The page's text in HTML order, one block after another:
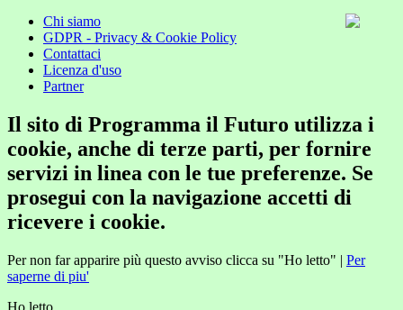
Chi siamo
GDPR - Privacy & Cookie Policy
Contattaci
Licenza d'uso
Partner
Il sito di Programma il Futuro utilizza i
cookie, anche di terze parti, per fornire
servizi in linea con le tue preferenze. Se
prosegui con la navigazione accetti di
ricevere i cookie.
Per non far apparire più questo avviso clicca su "Ho letto" | Per
saperne di piu'
Ho letto